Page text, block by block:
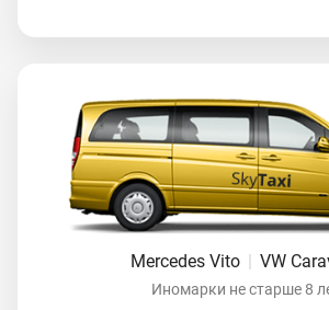
Mercedes Vito VW
Иномарки не старше 8